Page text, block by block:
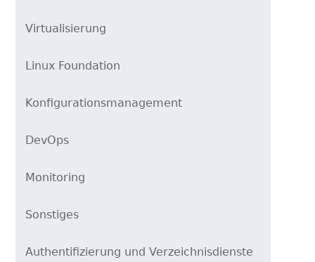
Virtualisierung
Linux Foundation
Konfigurationsmanagement
DevOps
Monitoring
Sonstiges
Authentifizierung und Verzeichnisdienste